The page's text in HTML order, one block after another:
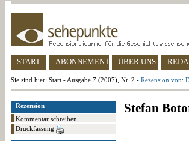
START ABONNEMENT ÜBER UNS
Sie sind hier: Start - Ausgabe 7 (2007), Nr. 2 - Rezension von:
Rezension
Kommentar schreiben
Druckfassung
Stefan